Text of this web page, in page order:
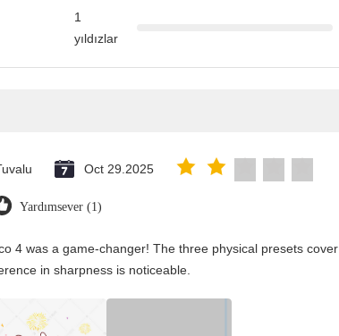
1
yıldızlar
Oct 29.2025
Yardımsever (1)
4 was a game-changer! The three physical presets cover
in sharpness is noticeable.